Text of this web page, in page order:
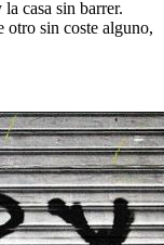
casa sin barrer.
otro sin coste alguno,